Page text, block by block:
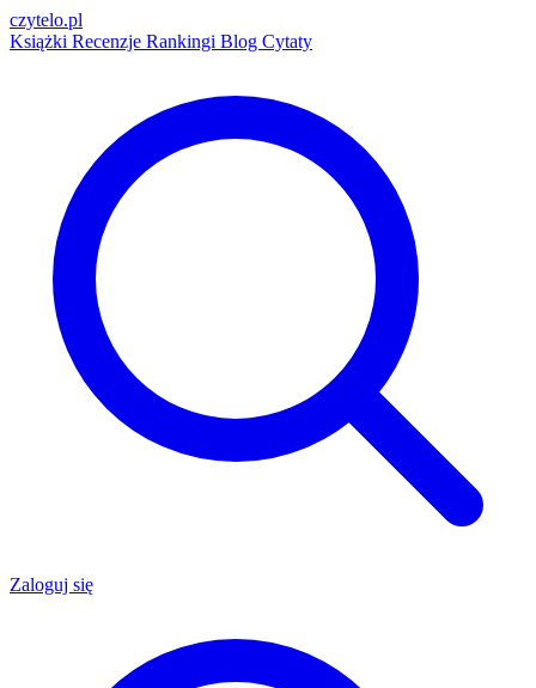
czytelo.pl
Książki Recenzje Rankingi Blog Cytaty
Zaloguj się